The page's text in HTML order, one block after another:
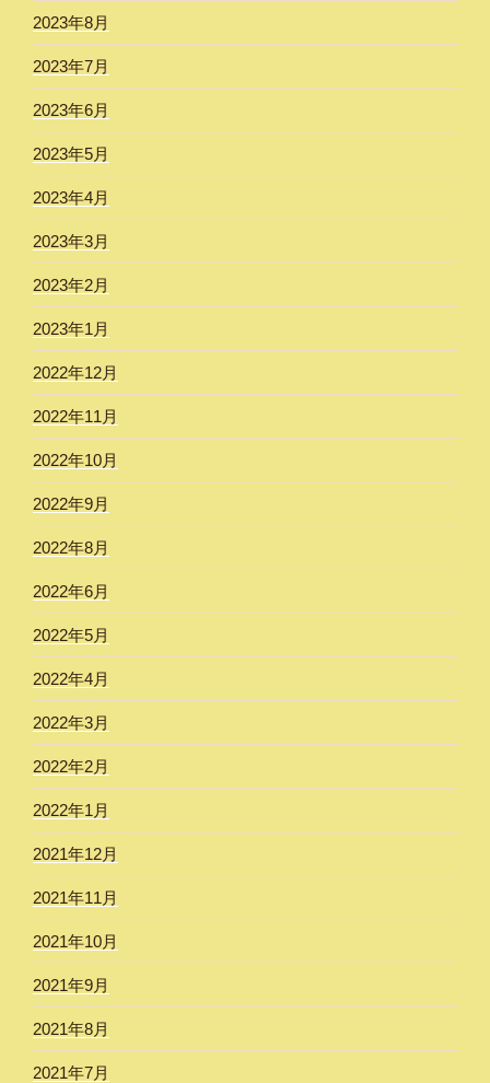
2023年8月
2023年7月
2023年6月
2023年5月
2023年4月
2023年3月
2023年2月
2023年1月
2022年12月
2022年11月
2022年10月
2022年9月
2022年8月
2022年6月
2022年5月
2022年4月
2022年3月
2022年2月
2022年1月
2021年12月
2021年11月
2021年10月
2021年9月
2021年8月
2021年7月